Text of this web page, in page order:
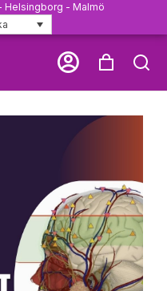
Helsingborg - Malmö